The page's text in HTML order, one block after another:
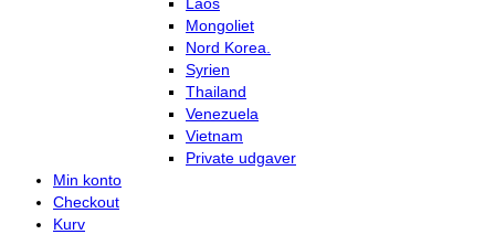
Mongoliet
Nord Korea.
Syrien
Thailand
Venezuela
Vietnam
Private udgaver
Min konto
Checkout
Kurv